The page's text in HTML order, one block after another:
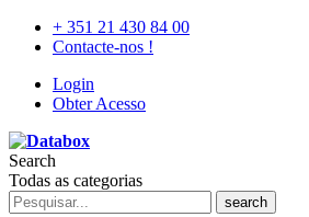
+ 351 21 430 84 00
Contacte-nos !
Login
Obter Acesso
Search
Todas as categorias
search